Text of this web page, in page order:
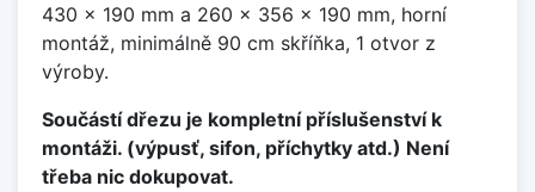
430 x 190 mm a 260 x 356 x 190 mm, horní
montáž, minimálně 90 cm skříňka, 1 otvor z
výroby.
Součástí dřezu je kompletní příslušenství k
montáži. (výpusť, sifon, příchytky atd.) Není
třeba nic dokupovat.